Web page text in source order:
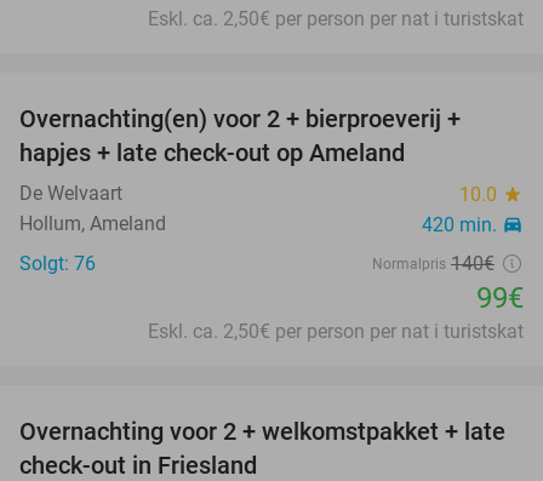
Eskl. ca. 2,50€ per person per nat i turistskat
Overnachting(en) voor 2 + bierproeverij +
hapjes + late check-out op Ameland
De Welvaart 10.0 star
Hollum, Ameland 420 min. directions_car
Solgt: 76 Normalpris 140€
99€
Eskl. ca. 2,50€ per person per nat i turistskat
52%
Overnachting voor 2 + welkomstpakket + late
check-out in Friesland